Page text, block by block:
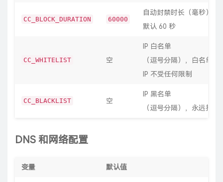
CC_BLOCK_DURATION 60000
自动封禁时长（毫秒），
默认 60 秒
CC_WHITELIST 空
IP 白名单
（逗号分隔），白名单内
IP 不受任何限制
CC_BLACKLIST 空
IP 黑名单
（逗号分隔），永远拦截
DNS 和网络配置
变量 默认值